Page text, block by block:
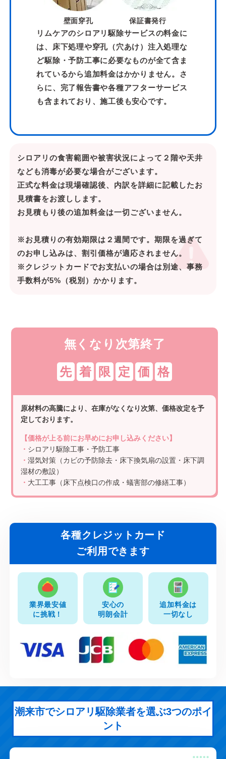
壁面穿孔 保証書発行
リムケアのシロアリ駆除サービスの料金に
は、床下処理や穿孔（穴あけ）注入処理な
ど駆除・予防工事に必要なものが全て含ま
れているから追加料金はかかりません。さ
らに、完了報告書や各種アフターサービス
も含まれており、施工後も安心です。
シロアリの食害範囲や被害状況によって２階や天井
なども消毒が必要な場合がございます。
正式な料金は現場確認後、内訳を詳細に記載したお
見積書をお渡しします。
お見積もり後の追加料金は一切ございません。
※お見積りの有効期限は２週間です。期限を過ぎて
のお申し込みは、割引価格が適応されません。
※クレジットカードでお支払いの場合は別途、事務
手数料が5%（税別）かかります。
無くなり次第終了
先 着 限 定 価 格
原材料の高騰により、在庫がなくなり次第、価格改定を予
定しております。
【価格が上る前にお早めにお申し込みください】
・ シロアリ駆除工事・予防工事
・湿気対策（カビの予防除去・床下換気扇の設置・床下調
湿材の敷設）
・ 大工工事（床下点検口の作成・蟻害部の修繕工事）
各種クレジットカード
ご利用できます
業界最安値
に挑戦！
安心の
明朗会計
追加料金は
一切なし
潮来市でシロアリ駆除業者を選ぶ3つのポイ
ント